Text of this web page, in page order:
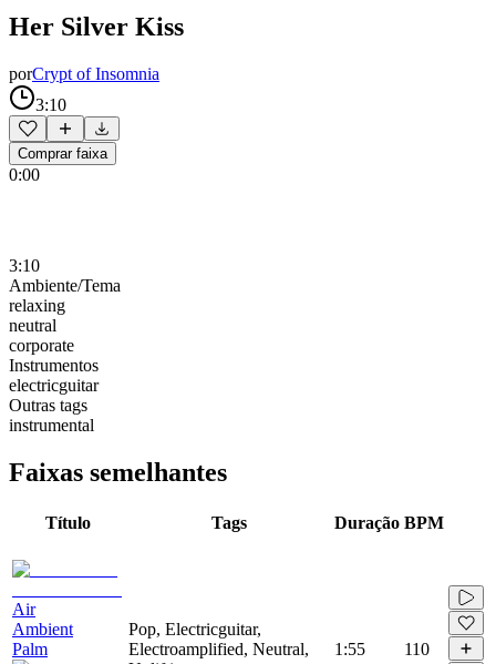
Her Silver Kiss
porCrypt of Insomnia
3:10
Comprar faixa
0:00
3:10
Ambiente/Tema
relaxing
neutral
corporate
Instrumentos
electricguitar
Outras tags
instrumental
Faixas semelhantes
Título Tags Duração BPM
Air
Ambient
Palm
Pop, Electricguitar,
Electroamplified, Neutral,
1:55 110